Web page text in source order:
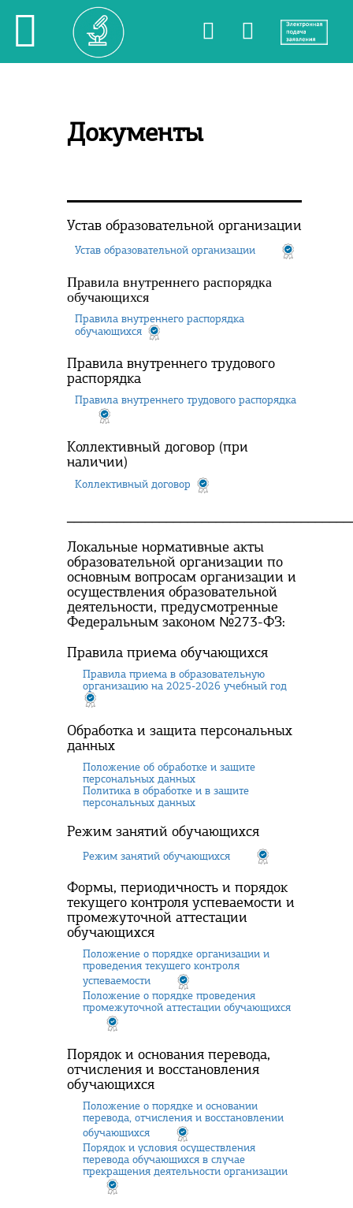
Документы
Устав образовательной организации
Устав образовательной организации
Правила внутреннего распорядка
обучающихся
Правила внутреннего распорядка
обучающихся
Правила внутреннего трудового
распорядка
Правила внутреннего трудового распорядка
Коллективный договор (при
наличии)
Коллективный договор
Локальные нормативные акты
образовательной организации по
основным вопросам организации и
осуществления образовательной
деятельности, предусмотренные
Федеральным законом №273-ФЗ:
Правила приема обучающихся
Правила приема в образовательную
организацию на 2025-2026 учебный год
Обработка и защита персональных
данных
Положение об обработке и защите
персональных данных
Политика в обработке и в защите
персональных данных
Режим занятий обучающихся
Режим занятий обучающихся
Формы, периодичность и порядок
текущего контроля успеваемости и
промежуточной аттестации
обучающихся
Положение о порядке организации и
проведения текущего контроля
успеваемости
Положение о порядке проведения
промежуточной аттестации обучающихся
Порядок и основания перевода,
отчисления и восстановления
обучающихся
Положение о порядке и основании
перевода, отчисления и восстановлении
обучающихся
Порядок и условия осуществления
перевода обучающихся в случае
прекращения деятельности организации